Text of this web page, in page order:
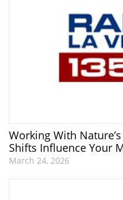
Working With
Shifts Influence Your
March 24, 2026